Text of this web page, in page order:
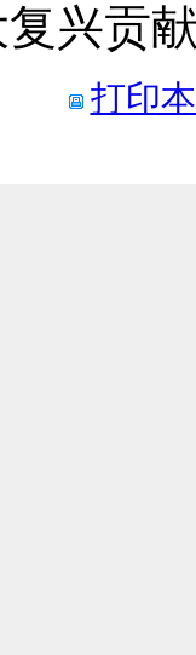
兴贡
打印